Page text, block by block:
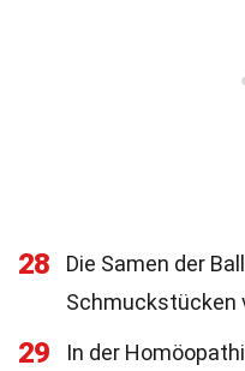
28
Die Samen der
Schmuckstücken
29
In der